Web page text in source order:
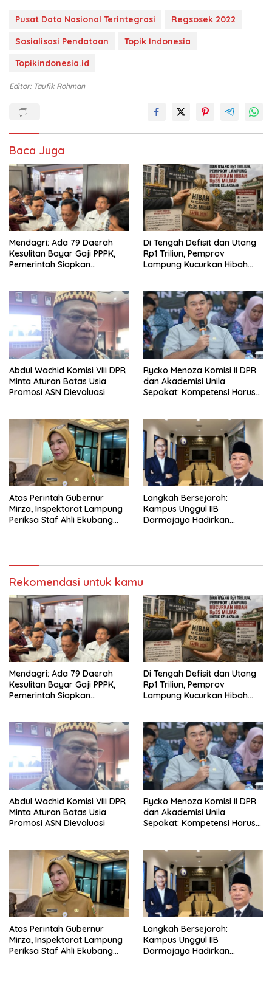
Pusat Data Nasional Terintegrasi
Regsosek 2022
Sosialisasi Pendataan
Topik Indonesia
Topikindonesia.id
Editor: Taufik Rohman
Baca Juga
Mendagri: Ada 79 Daerah
Kesulitan Bayar Gaji PPPK,
Pemerintah Siapkan
Di Tengah Defisit dan Utang
Rp1 Triliun, Pemprov
Lampung Kucurkan Hibah
Abdul Wachid Komisi VIII DPR
Minta Aturan Batas Usia
Promosi ASN Dievaluasi
Rycko Menoza Komisi II DPR
dan Akademisi Unila
Sepakat: Kompetensi Harus
Atas Perintah Gubernur
Mirza, Inspektorat Lampung
Periksa Staf Ahli Ekubang
Langkah Bersejarah:
Kampus Unggul IIB
Darmajaya Hadirkan
Rekomendasi untuk kamu
Mendagri: Ada 79 Daerah
Kesulitan Bayar Gaji PPPK,
Pemerintah Siapkan
Di Tengah Defisit dan Utang
Rp1 Triliun, Pemprov
Lampung Kucurkan Hibah
Abdul Wachid Komisi VIII DPR
Minta Aturan Batas Usia
Promosi ASN Dievaluasi
Rycko Menoza Komisi II DPR
dan Akademisi Unila
Sepakat: Kompetensi Harus
Atas Perintah Gubernur
Mirza, Inspektorat Lampung
Periksa Staf Ahli Ekubang
Langkah Bersejarah:
Kampus Unggul IIB
Darmajaya Hadirkan